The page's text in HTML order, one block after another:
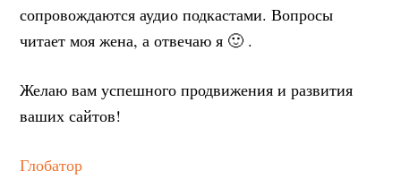
сопровождаются аудио подкастами. Вопросы
читает моя жена, а отвечаю я 🙂 .
Желаю вам успешного продвижения и развития
ваших сайтов!
Глобатор